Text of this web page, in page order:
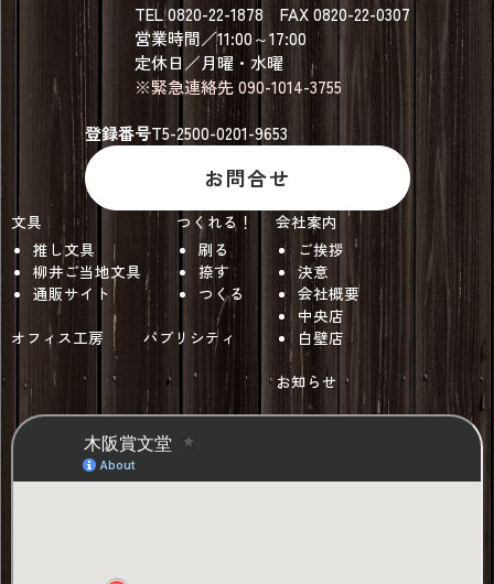
TEL 0820-22-1878 FAX 0820-22-0307
営業時間／11:00～17:00
定休日／月曜・水曜
※緊急連絡先 090-1014-3755
登録番号T5-2500-0201-9653
お問合せ
文具
推し文具
柳井ご当地文具
通販サイト
つくれる！
刷る
捺す
つくる
会社案内
ご挨拶
決意
会社概要
中央店
白壁店
オフィス工房
パブリシティ
お知らせ